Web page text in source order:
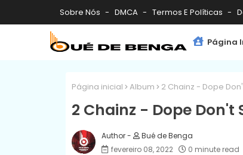
Sobre Nós DMCA Termos E Políticas
Página
Página inicial Album 2 Chainz - Dope
2 Chainz - Dope
Bué de Benga
fevereiro 08, 2022
0 minute read